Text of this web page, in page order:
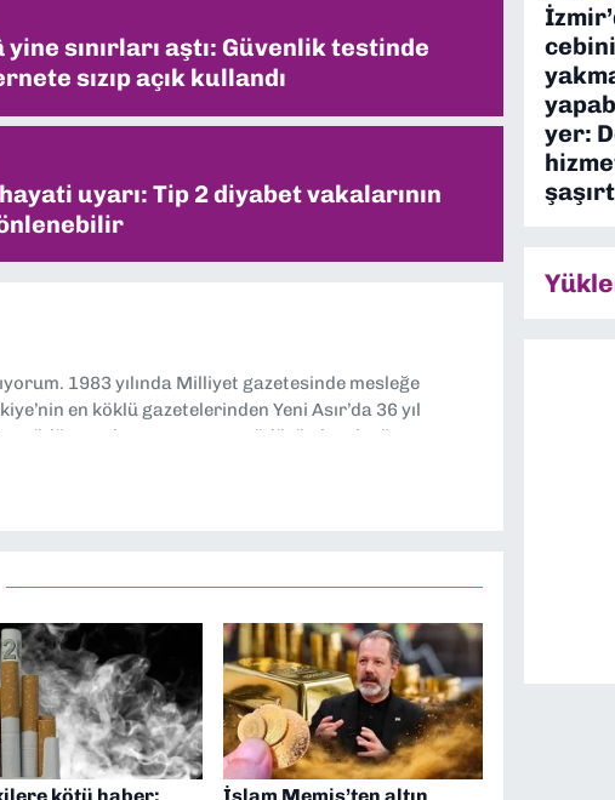
yine sınırları aştı: Güvenlik testinde
sızıp açık kullandı
uyarı: Tip 2 diyabet vakalarının
1983 yılında Milliyet gazetesinde mesleğe
en köklü gazetelerinden Yeni Asır’da 36 yıl
müdür yardımcısı ve spor müdürü olarak görev
editörlük yapıyorum
yer: